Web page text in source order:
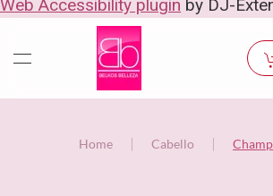
Web Accessibility plugin by DJ-
Home Cabello